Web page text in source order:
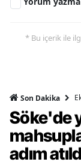
* Bu içerik ile
Son Dakika
Söke'de
adım